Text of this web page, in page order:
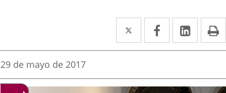
Twitter
Enlace
a
aplicación
Facebook
Enlace
a
aplicación
Enlace
a
Fecha
la
29 de mayo de 2017